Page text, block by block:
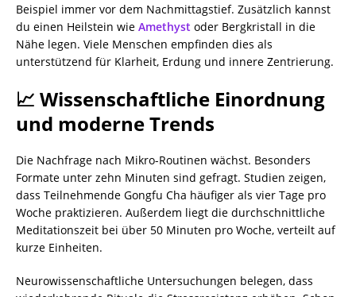
Beispiel immer vor dem Nachmittagstief. Zusätzlich kannst
du einen Heilstein wie Amethyst oder Bergkristall in die
Nähe legen. Viele Menschen empfinden dies als
unterstützend für Klarheit, Erdung und innere Zentrierung.
📈 Wissenschaftliche Einordnung
und moderne Trends
Die Nachfrage nach Mikro-Routinen wächst. Besonders
Formate unter zehn Minuten sind gefragt. Studien zeigen,
dass Teilnehmende Gongfu Cha häufiger als vier Tage pro
Woche praktizieren. Außerdem liegt die durchschnittliche
Meditationszeit bei über 50 Minuten pro Woche, verteilt auf
kurze Einheiten.
Neurowissenschaftliche Untersuchungen belegen, dass